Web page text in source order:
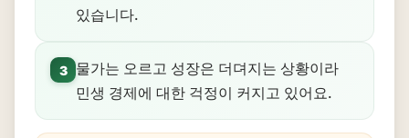
있습니다.
3
물가는 오르고 성장은 더뎌지는 상황이라
민생 경제에 대한 걱정이 커지고 있어요.